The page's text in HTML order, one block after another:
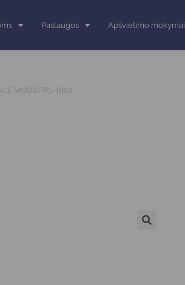
Paslaugos Apšvietimo mokymai
MOD317PL-06G